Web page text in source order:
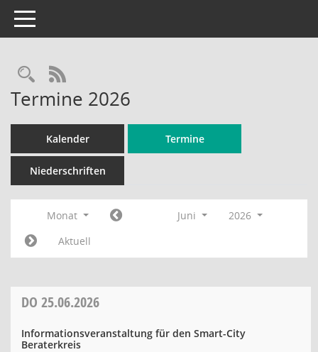
Toggle navigation
Rechercheauswahl
RSS-Feed
Termine 2026
Kalender Termine
Niederschriften
Monat Juni
2026
Aktuell
DO 25.06.2026
Informationsveranstaltung für den Smart-City
Beraterkreis